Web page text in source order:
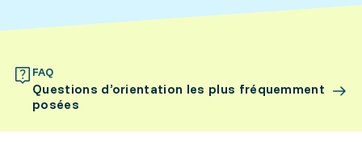
FAQ
Questions d’orientation les plus fréquemment
posées